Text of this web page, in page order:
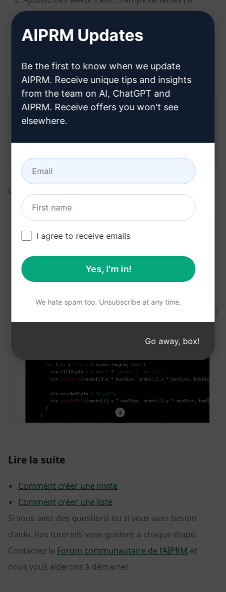
En option, configurezd’autres paramètres
Cliquez sur l’icôneEnvoyer un message.
ChatGPT génère le code.
Lire la suite
Comment créer une invite
Comment créer une liste
Si vous avez des questions ou si vous avez besoin
d’aide, nos tutoriels vous guident à chaque étape.
Contactez le Forum communautaire de l’AIPRM et
nous vous aiderons à démarrer.
AIPRM Updates
Be the first to know when we update
AIPRM. Receive unique tips and insights
from the team on AI, ChatGPT and
AIPRM. Receive offers you won't see
elsewhere.
I agree to receive emails
Yes, I'm in!
We hate spam too. Unsubscribe at any time.
Go away, box!